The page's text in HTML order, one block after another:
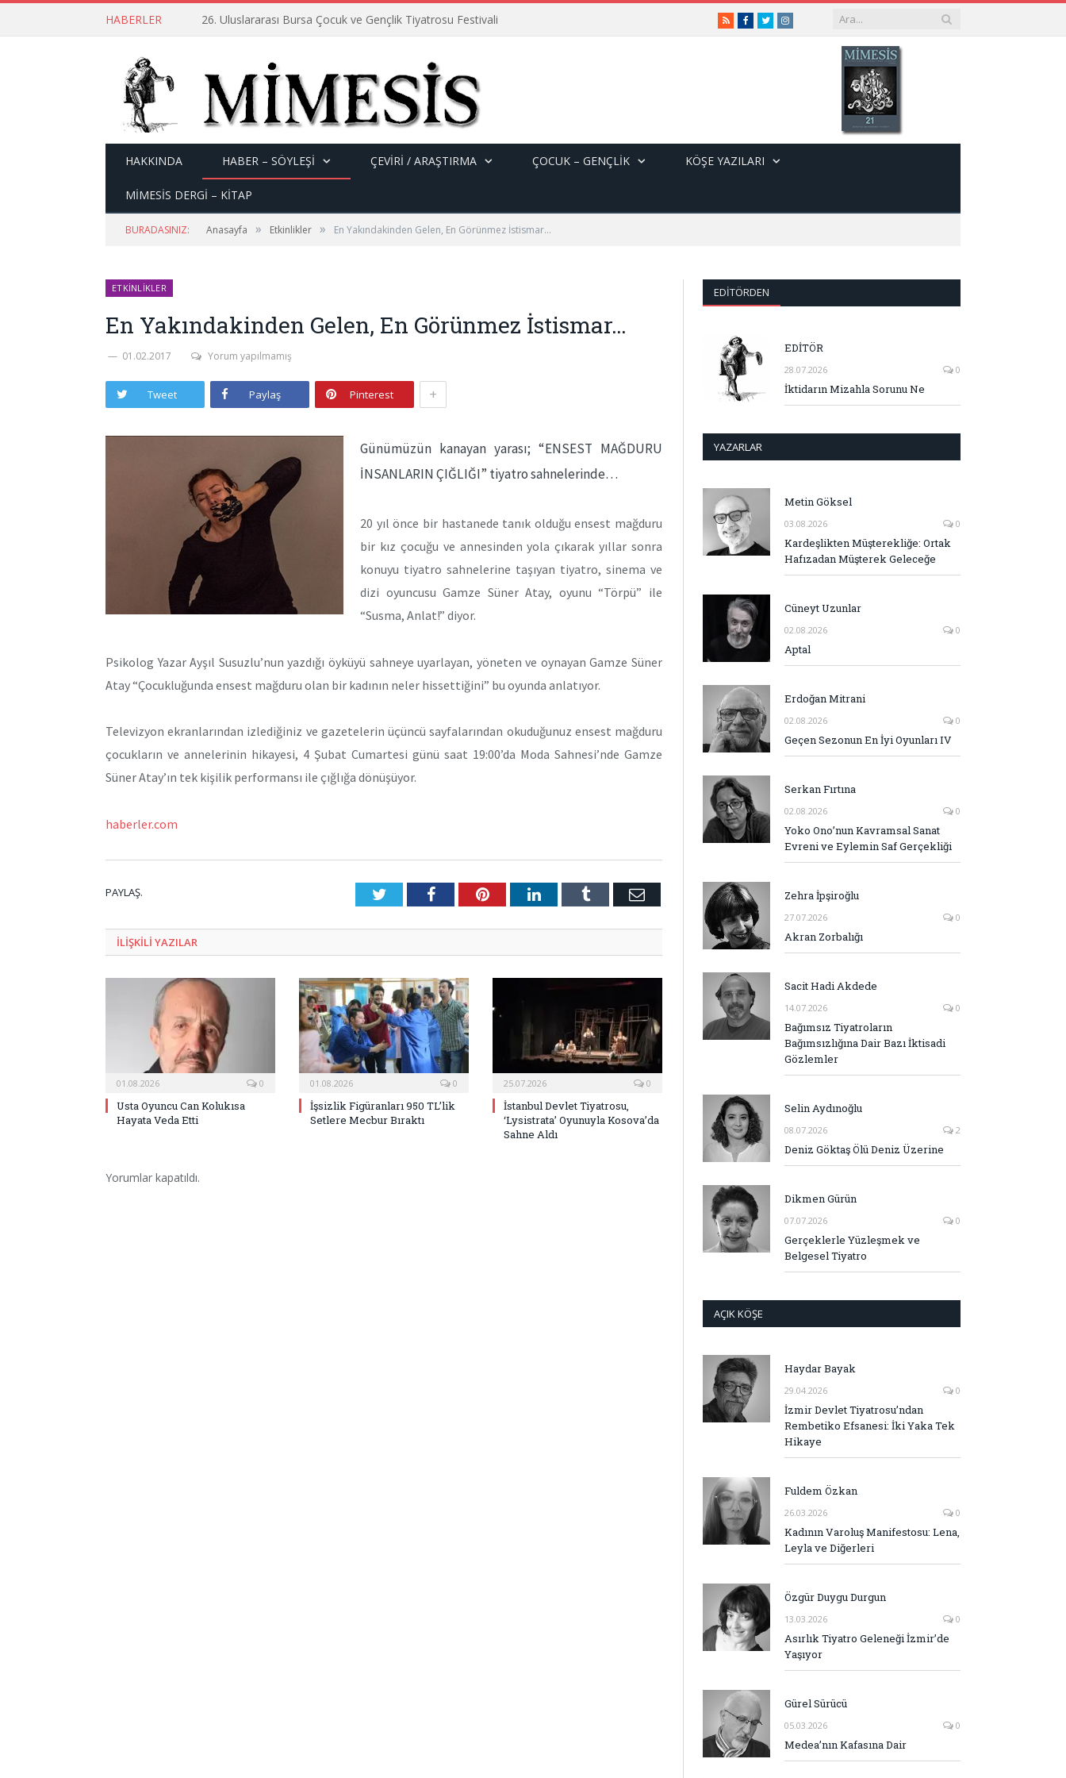
HABERLER 26. Uluslararası Bursa Çocuk ve Gençlik Tiyatrosu Festivali RSSFacebook
TwitterInstagram
HAKKINDA HABER – SÖYLEŞI ÇEVİRİ / ARAŞTIRMA ÇOCUK – GENÇLIK KÖŞE YAZILARI
MİMESİS DERGİ – KİTAP
BURADASINIZ: Anasayfa » Etkinlikler » En Yakındakinden Gelen, En Görünmez İstismar…
ETKINLIKLER
En Yakındakinden Gelen, En Görünmez İstismar…
01.02.2017 Yorum yapılmamış
Tweet Paylaş Pinterest +
Günümüzün kanayan yarası; “ENSEST MAĞDURU
İNSANLARIN ÇIĞLIĞI” tiyatro sahnelerinde…
20 yıl önce bir hastanede tanık olduğu ensest mağduru
bir kız çocuğu ve annesinden yola çıkarak yıllar sonra
konuyu tiyatro sahnelerine taşıyan tiyatro, sinema ve
dizi oyuncusu Gamze Süner Atay, oyunu “Törpü” ile
“Susma, Anlat!” diyor.
Psikolog Yazar Ayşıl Susuzlu’nun yazdığı öyküyü sahneye uyarlayan, yöneten ve oynayan Gamze Süner
Atay “Çocukluğunda ensest mağduru olan bir kadının neler hissettiğini” bu oyunda anlatıyor.
Televizyon ekranlarından izlediğiniz ve gazetelerin üçüncü sayfalarından okuduğunuz ensest mağduru
çocukların ve annelerinin hikayesi, 4 Şubat Cumartesi günü saat 19:00’da Moda Sahnesi’nde Gamze
Süner Atay’ın tek kişilik performansı ile çığlığa dönüşüyor.
haberler.com
PAYLAŞ. TwitterFacebookPinterestLinkedInTumblr E-
ILIŞKILI YAZILAR
01.08.2026 0
Usta Oyuncu Can Kolukısa
Hayata Veda Etti
01.08.2026 0
İşsizlik Figüranları 950 TL’lik
Setlere Mecbur Bıraktı
25.07.2026 0
İstanbul Devlet Tiyatrosu,
‘Lysistrata’ Oyunuyla Kosova’da
Sahne Aldı
Yorumlar kapatıldı.
EDITÖRDEN
EDİTÖR
28.07.2026 0
İktidarın Mizahla Sorunu Ne
YAZARLAR
Metin Göksel
03.08.2026 0
Kardeşlikten Müşterekliğe: Ortak
Hafızadan Müşterek Geleceğe
Cüneyt Uzunlar
02.08.2026 0
Aptal
Erdoğan Mitrani
02.08.2026 0
Geçen Sezonun En İyi Oyunları IV
Serkan Fırtına
02.08.2026 0
Yoko Ono’nun Kavramsal Sanat
Evreni ve Eylemin Saf Gerçekliği
Zehra İpşiroğlu
27.07.2026 0
Akran Zorbalığı
Sacit Hadi Akdede
14.07.2026 0
Bağımsız Tiyatroların
Bağımsızlığına Dair Bazı İktisadi
Gözlemler
Selin Aydınoğlu
08.07.2026 2
Deniz Göktaş Ölü Deniz Üzerine
Dikmen Gürün
07.07.2026 0
Gerçeklerle Yüzleşmek ve
Belgesel Tiyatro
AÇIK KÖŞE
Haydar Bayak
29.04.2026 0
İzmir Devlet Tiyatrosu’ndan
Rembetiko Efsanesi: İki Yaka Tek
Hikaye
Fuldem Özkan
26.03.2026 0
Kadının Varoluş Manifestosu: Lena,
Leyla ve Diğerleri
Özgür Duygu Durgun
13.03.2026 0
Asırlık Tiyatro Geleneği İzmir’de
Yaşıyor
Gürel Sürücü
05.03.2026 0
Medea’nın Kafasına Dair